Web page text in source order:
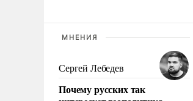
МНЕНИЯ
Сергей Лебедев
Почему русских так